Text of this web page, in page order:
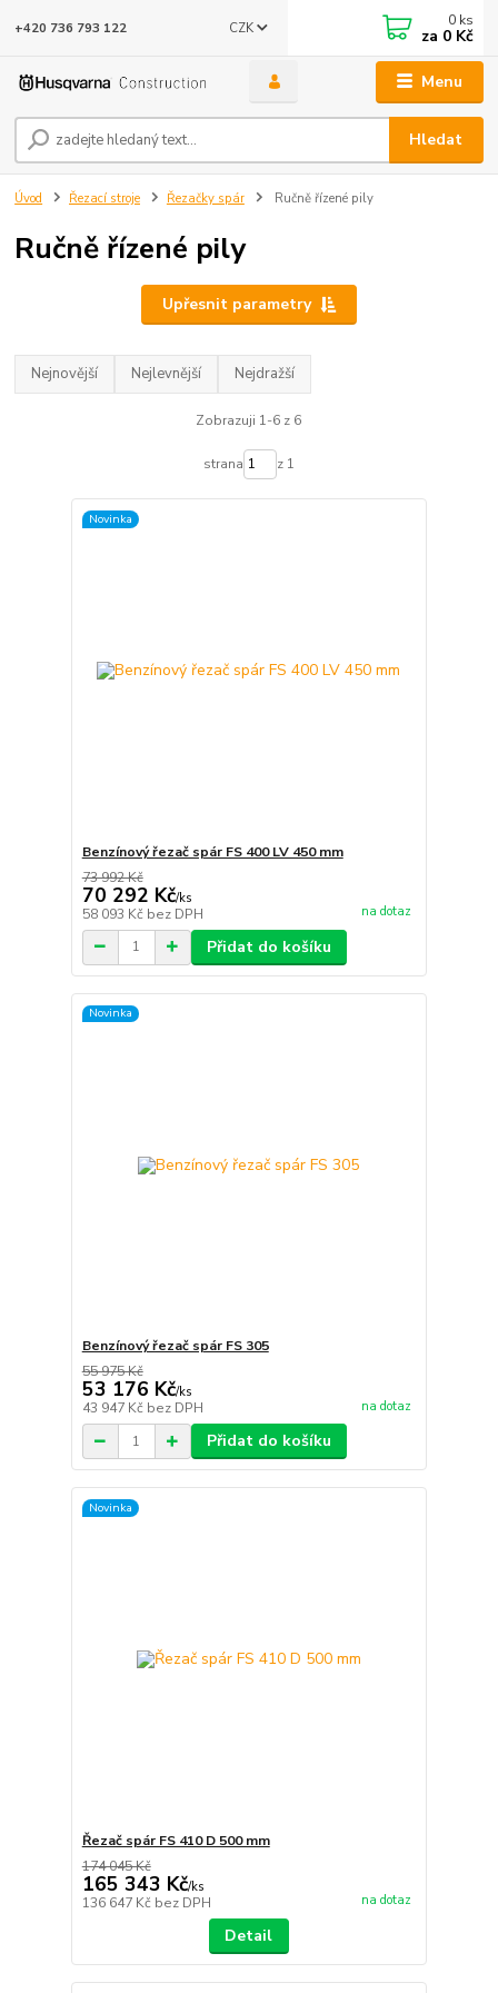
Menu
CZK
Hledat
+420 736 793 122 0 ks
za 0 Kč
Úvod Řezací stroje Řezačky spár Ručně řízené pily
Ručně řízené pily
Upřesnit parametry
Nejnovější Nejlevnější Nejdražší
Zobrazuji 1-6 z 6
strana z 1
Novinka
Benzínový řezač spár FS 400 LV 450 mm
73 992 Kč
70 292 Kč/ks
58 093 Kč bez DPH na dotaz
Přidat do košíku
Novinka
Benzínový řezač spár FS 305
55 975 Kč
53 176 Kč/ks
43 947 Kč bez DPH na dotaz
Přidat do košíku
Novinka
Řezač spár FS 410 D 500 mm
174 045 Kč
165 343 Kč/ks
136 647 Kč bez DPH na dotaz
Detail